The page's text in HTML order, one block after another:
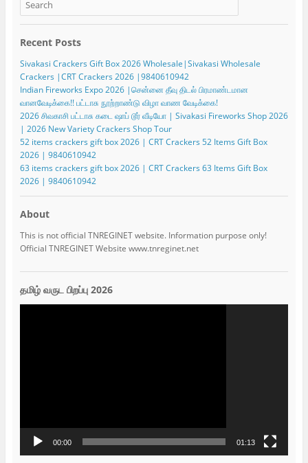
Recent Posts
Sivakasi Crackers Gift Box 2026 Wholesale|Sivakasi Wholesale
Crackers |CRT Crackers 2026 |9840610942
Indian Fireworks Expo 2026 |சென்னை தீவு திடல் பிரமாண்டமான
வானவேடிக்கை!! பட்டாசு நூற்றாண்டு விழா வாண வேடிக்கை!
2026 சிவகாசி பட்டாசு கடை ஷாப் டூர் வீடியோ | Sivakasi Fireworks Shop 2026
| 2026 New Variety Crackers Shop Tour
52 items crackers gift box 2026 | CRT Crackers 52 Items Gift Box
2026 | 9840610942
63 items crackers gift box 2026 | CRT Crackers 63 Items Gift Box
2026 | 9840610942
About
This is not official TNREGINET website. Information purpose only!
Official TNREGINET Website www.tnreginet.net
தமிழ் வருட பிறப்பு 2026
00:00 01:13